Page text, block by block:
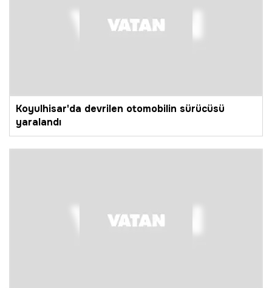
Koyulhisar'da devrilen otomobilin sürücüsü
yaralandı